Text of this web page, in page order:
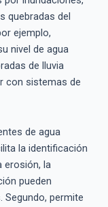
quebradas del
ejemplo,
nivel de agua
de lluvia
con sistemas de
de agua
la identificación
erosión, la
pueden
Segundo, permite